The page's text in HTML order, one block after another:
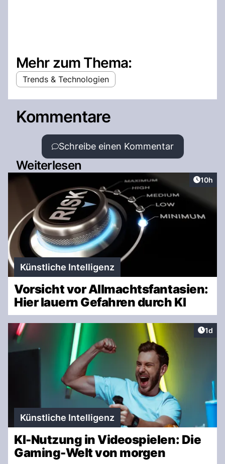
Mehr zum Thema:
Trends & Technologien
Kommentare
Schreibe einen Kommentar
Weiterlesen
Artikel
10h
Künstliche Intelligenz
Vorsicht vor Allmachtsfantasien:
Hier lauern Gefahren durch KI
1d
Künstliche Intelligenz
KI-Nutzung in Videospielen: Die
Gaming-Welt von morgen